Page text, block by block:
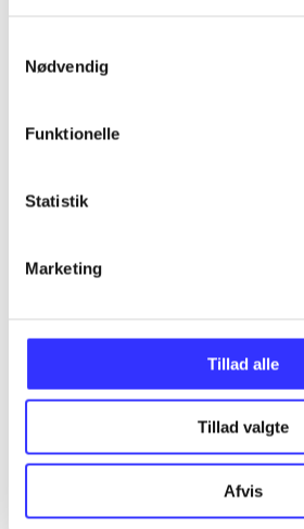
Nødvendig
Funktionelle
Statistik
Marketing
Tillad alle
Tillad valgte
Afvis
...
...
...
...